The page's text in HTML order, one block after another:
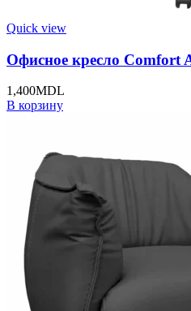
Quick view
Офисное кресло Comfort
1,400MDL
В корзину